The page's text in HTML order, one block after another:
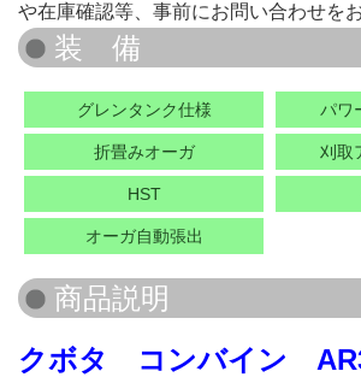
や在庫確認等、事前にお問い合わせを
グレンタンク仕様 パワ
折畳みオーガ 刈取
HST
オーガ自動張出
クボタ コンバイン